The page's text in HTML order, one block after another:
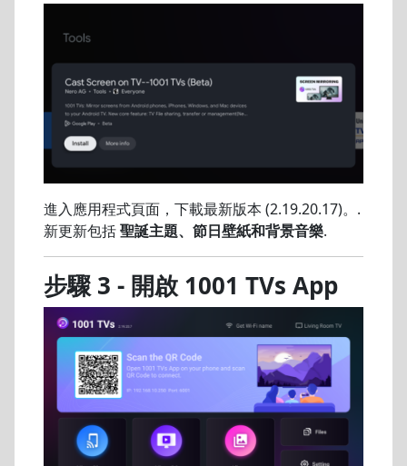
進入應用程式頁面，下載最新版本 (2.19.20.17)。.
新更新包括聖誕主題、節日壁紙和背景音樂.
步驟 3 - 開啟 1001 TVs App